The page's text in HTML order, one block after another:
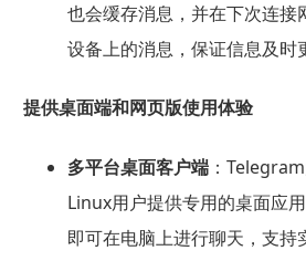
也会缓存消息，并在下次连接
设备上的消息，保证信息及时
提供桌面端和网页版使用体验
多平台桌面客户端：
Linux用户提供专用的桌面应
即可在电脑上进行聊天，支持